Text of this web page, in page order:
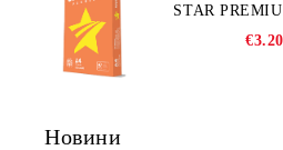
STAR
€3.20
Новини